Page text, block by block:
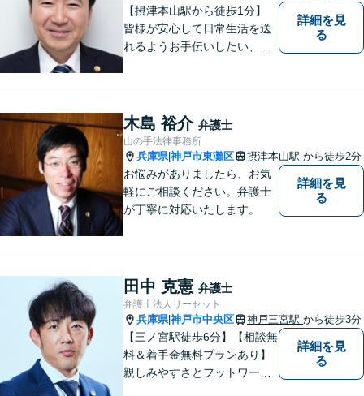
【摂津本山駅から徒歩1分】
皆様が安心して日常生活を送
れるようお手伝いしたい、皆
たら、お気軽にご相談くださ
い。
詳細を見
る
木島 裕介 弁護士
山の手法律事務所
兵庫県|神戸市東灘区 摂津本山駅 から徒歩2分
お悩みがありましたら、お気
軽にご相談ください。弁護士
が丁寧に対応いたします。
詳細を見
る
田中 克憲 弁護士
弁護士法人リーセット
兵庫県|神戸市中央区 神戸三宮駅 から徒歩3分
【三ノ宮駅徒歩6分】【相談無
料＆着手金無料プランあり】
親しみやすさとフットワーク
詳細を見
る